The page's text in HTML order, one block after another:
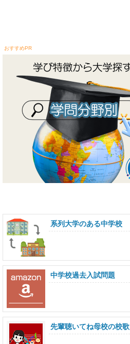
おすすめPR
系列大学のある中学校
中学校過去入試問題
先輩聴いてね母校の校歌